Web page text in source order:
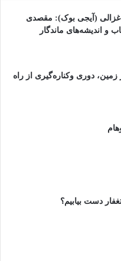
غزالی (آیجی بوک): مقصدی
و اندیشه‌های ماندگار
دوری وکناره‌گیری از راه
دست بیابیم؟